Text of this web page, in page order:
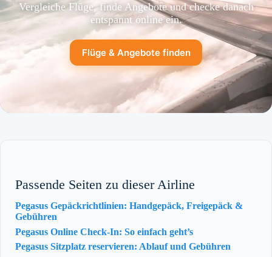
Vergleiche Flüge, finde Angebote und checke danach
entspannt online ein.
Flüge & Angebote finden
Passende Seiten zu dieser Airline
Pegasus Gepäckrichtlinien: Handgepäck, Freigepäck &
Gebühren
Pegasus Online Check-In: So einfach geht’s
Pegasus Sitzplatz reservieren: Ablauf und Gebühren